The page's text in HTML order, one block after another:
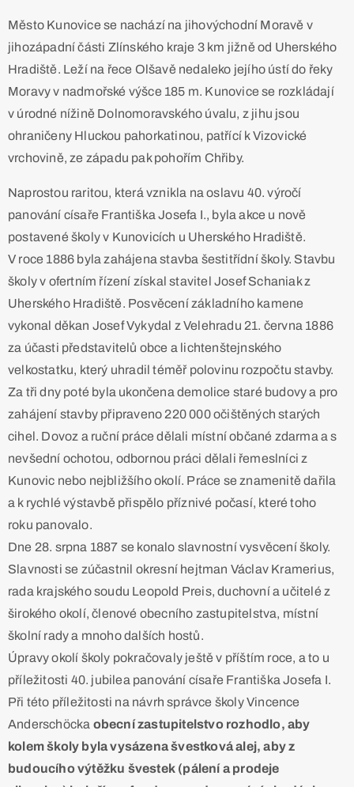
Město Kunovice se nachází na jihovýchodní Moravě v
jihozápadní části Zlínského kraje 3 km jižně od Uherského
Hradiště. Leží na řece Olšavě nedaleko jejího ústí do řeky
Moravy v nadmořské výšce 185 m. Kunovice se rozkládají
v úrodné nížině Dolnomoravského úvalu, z jihu jsou
ohraničeny Hluckou pahorkatinou, patřící k Vizovické
vrchovině, ze západu pak pohořím Chřiby.
Naprostou raritou, která vznikla na oslavu 40. výročí
panování císaře Františka Josefa I., byla akce u nově
postavené školy v Kunovicích u Uherského Hradiště.
V roce 1886 byla zahájena stavba šestitřídní školy. Stavbu
školy v ofertním řízení získal stavitel Josef Schaniak z
Uherského Hradiště. Posvěcení základního kamene
vykonal děkan Josef Vykydal z Velehradu 21. června 1886
za účasti představitelů obce a lichtenštejnského
velkostatku, který uhradil téměř polovinu rozpočtu stavby.
Za tři dny poté byla ukončena demolice staré budovy a pro
zahájení stavby připraveno 220 000 očištěných starých
cihel. Dovoz a ruční práce dělali místní občané zdarma a s
nevšední ochotou, odbornou práci dělali řemeslníci z
Kunovic nebo nejbližšího okolí. Práce se znamenitě dařila
a k rychlé výstavbě přispělo příznivé počasí, které toho
roku panovalo.
Dne 28. srpna 1887 se konalo slavnostní vysvěcení školy.
Slavnosti se zúčastnil okresní hejtman Václav Kramerius,
rada krajského soudu Leopold Preis, duchovní a učitelé z
širokého okolí, členové obecního zastupitelstva, místní
školní rady a mnoho dalších hostů.
Úpravy okolí školy pokračovaly ještě v příštím roce, a to u
příležitosti 40. jubilea panování císaře Františka Josefa I.
Při této příležitosti na návrh správce školy Vincence
Anderschöcka obecní zastupitelstvo rozhodlo, aby
kolem školy byla vysázena švestková alej, aby z
budoucího výtěžku švestek (pálení a prodeje